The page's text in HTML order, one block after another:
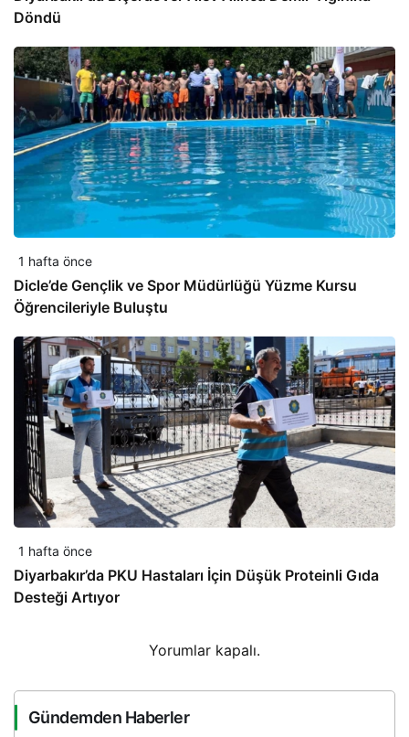
Döndü
1 hafta önce
Dicle’de Gençlik ve Spor Müdürlüğü Yüzme Kursu
Öğrencileriyle Buluştu
1 hafta önce
Diyarbakır’da PKU Hastaları İçin Düşük Proteinli Gıda
Desteği Artıyor
Yorumlar kapalı.
Gündemden Haberler